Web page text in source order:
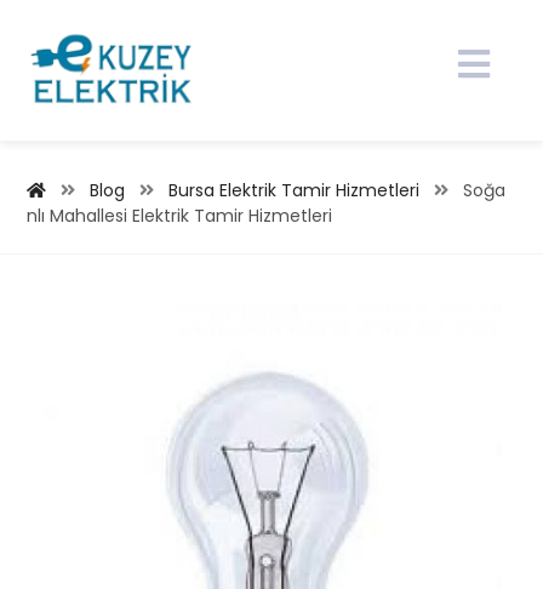
Blog Bursa Elektrik Tamir Hizmetleri
Soğa
nlı Mahallesi Elektrik Tamir Hizmetleri